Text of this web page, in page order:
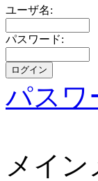
ユーザ名:
パスワード:
パスワ
メイン